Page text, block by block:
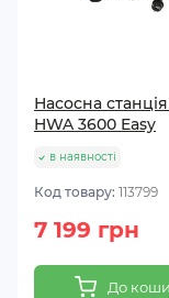
Насосна
HWA 3600 Easy
в наявності
Код товару: 113799
7 199 грн
До